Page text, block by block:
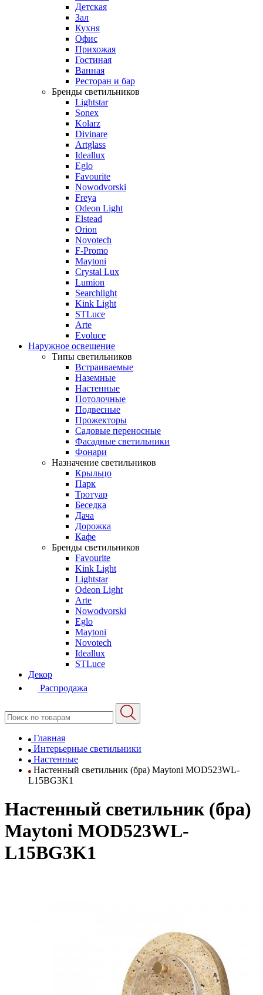
Детская
Зал
Кухня
Офис
Прихожая
Гостиная
Ванная
Ресторан и бар
Бренды светильников
Lightstar
Sonex
Kolarz
Divinare
Artglass
Ideallux
Eglo
Favourite
Nowodvorski
Freya
Odeon Light
Elstead
Orion
Novotech
F-Promo
Maytoni
Crystal Lux
Lumion
Searchlight
Kink Light
STLuce
Arte
Evoluce
Наружное освещение
Типы светильников
Встраиваемые
Наземные
Настенные
Потолочные
Подвесные
Прожекторы
Садовые переносные
Фасадные светильники
Фонари
Назначение светильников
Крыльцо
Парк
Тротуар
Беседка
Дача
Дорожка
Кафе
Бренды светильников
Favourite
Kink Light
Lightstar
Odeon Light
Arte
Nowodvorski
Eglo
Maytoni
Novotech
Ideallux
STLuce
Декор
Распродажа
Главная
Интерьерные светильники
Настенные
Настенный светильник (бра) Maytoni MOD523WL-
L15BG3K1
Настенный светильник (бра)
Maytoni MOD523WL-
L15BG3K1